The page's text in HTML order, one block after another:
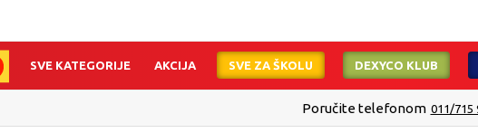
SVE KATEGORIJE AKCIJA SVE ZA ŠKOLU DEXYCO KLUB
Poručite telefonom 011/715